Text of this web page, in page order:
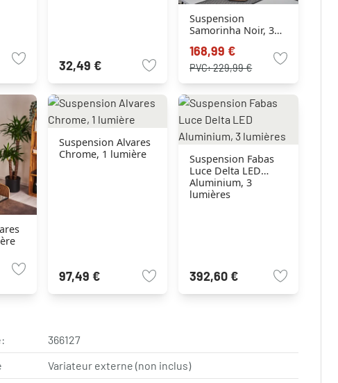
32,49 €
Suspension
Samorinha Noir, 3
168,99 €
PVC:229,99 €
Suspension Alvares
Chrome, 1 lumière
97,49 €
Suspension Fabas
Luce Delta LED
Aluminium, 3
lumières
392,60 €
366127
Variateur externe (non inclus)